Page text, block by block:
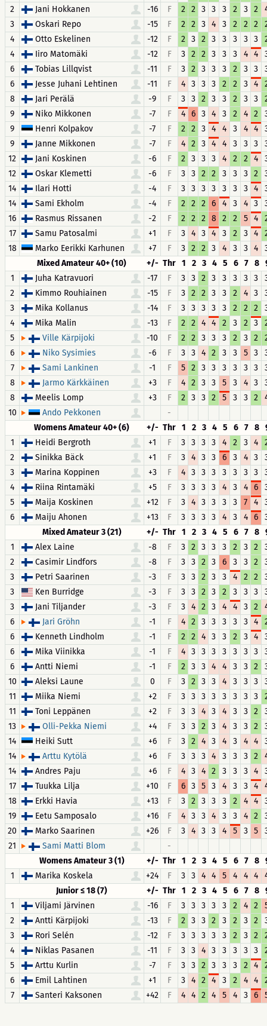
2
Jani Hokkanen -16 F 2 2 3 3 3 2 3 2
3
Oskari Repo -15 F 2 2 3 4 3 2 2 2
4
Otto Eskelinen -12 F 2 3 2 3 3 3 3 3
4
Iiro Matomäki -12 F 3 2 2 3 3 3 4 4
6
Tobias Lillqvist -11 F 3 2 3 3 3 2 3 3
6
Jesse Juhani Lehtinen -11 F 4 3 3 3 2 2 3 4
8
Jari Perälä -9 F 3 3 2 3 3 2 3 3
9
Niko Mikkonen -7 F 4 6 3 4 3 2 4 2
9
Henri Kolpakov -7 F 2 2 3 4 4 3 4 4
9
Janne Mikkonen -7 F 4 2 3 4 4 3 3 3
12
Jani Koskinen -6 F 2 3 3 3 4 2 2 4
12
Oskar Klemetti -6 F 3 3 2 2 3 3 3 2
14
Ilari Hotti -4 F 3 3 3 3 3 3 3 4
14
Sami Ekholm -4 F 2 2 2 6 4 3 4 3
16
Rasmus Rissanen -2 F 2 2 2 8 2 2 5 4
17
Samu Patosalmi +1 F 3 4 3 4 3 2 3 4
18
Marko Eerikki Karhunen +7 F 3 2 2 3 4 3 3 4
Mixed Amateur 40+ (10)
+/- Thr 1 2 3 4 5 6 7 8
1
Juha Katravuori -17 F 3 3 2 3 3 3 3 3
2
Kimmo Rouhiainen -15 F 3 2 2 3 3 2 4 3
3
Mika Kollanus -14 F 3 3 3 3 3 2 2 2
4
Mika Malin -13 F 2 2 4 4 2 3 2 3
5
Ville Kärpijoki -10 F 2 2 3 3 3 2 3 2
6
Niko Sysimies -6 F 3 3 4 2 3 3 5 3
7
Sami Lankinen -1 F 5 2 3 3 3 3 3 3
8
Jarmo Kärkkäinen +3 F 4 2 3 3 5 3 4 3
8
Meelis Lomp +3 F 2 3 3 2 5 3 3 2
10
Ando Pekkonen
-
Womens Amateur 40+ (6)
+/- Thr 1 2 3 4 5 6 7 8
1
Heidi Bergroth +1 F 3 3 3 3 4 2 3 4
2
Sinikka Bäck +1 F 3 4 3 3 6 3 4 3
3
Marina Koppinen +3 F 4 3 3 3 3 3 3 3
4
Riina Rintamäki +5 F 3 3 3 3 4 3 4 6
5
Maija Koskinen +12 F 3 4 3 3 3 3 7 4
6
Maiju Ahonen +13 F 3 3 3 3 4 3 4 6
Mixed Amateur 3 (21)
+/- Thr 1 2 3 4 5 6 7 8
1
Alex Laine -8 F 3 2 3 3 3 2 3 2
2
Casimir Lindfors -8 F 3 3 2 3 6 3 3 2
3
Petri Saarinen -3 F 3 3 2 3 3 4 2 2
3
Ken Burridge -3 F 3 3 2 3 2 3 3 3
3
Jani Tiljander -3 F 3 4 2 3 4 4 3 2
6
Jari Gröhn -1 F 4 2 3 3 3 3 3 4
6
Kenneth Lindholm -1 F 2 2 4 3 3 2 3 4
6
Mika Viinikka -1 F 4 3 3 3 3 3 3 3
6
Antti Niemi -1 F 2 3 3 4 4 3 3 2
10
Aleksi Laune 0 F 3 2 3 3 4 3 3 3
11
Miika Niemi +2 F 3 3 3 3 3 3 3 3
11
Toni Leppänen +2 F 3 3 4 3 4 3 3 2
13
Olli-Pekka Niemi +4 F 3 3 2 3 4 3 3 2
14
Heiki Sutt +6 F 3 2 4 3 4 3 4 4
14
Arttu Kytölä +6 F 3 3 3 4 3 3 3 2
14
Andres Paju +6 F 4 3 4 2 3 3 3 4
17
Tuukka Lilja +10 F 6 3 5 3 4 3 3 4
18
Erkki Havia +13 F 3 2 3 3 3 2 4 4
19
Eetu Samposalo +16 F 4 3 3 4 3 3 4 2
20
Marko Saarinen +26 F 3 4 3 3 4 5 3 5
21
Sami Matti Blom
-
Womens Amateur 3 (1)
+/- Thr 1 2 3 4 5 6 7 8
1
Marika Koskela +24 F 3 3 4 4 5 4 4 4
Junior ≤ 18 (7)
+/- Thr 1 2 3 4 5 6 7 8
1
Viljami Järvinen -16 F 3 3 3 3 3 2 4 2
2
Antti Kärpijoki -13 F 2 3 3 2 3 2 3 2
3
Rori Selén -12 F 3 3 3 3 3 2 3 2
4
Niklas Pasanen -11 F 3 3 4 3 3 3 3 3
5
Arttu Kurlin -7 F 3 3 2 3 3 3 2 4
6
Emil Lahtinen +1 F 3 4 2 4 3 2 4 4
7
Santeri Kaksonen +42 F 4 4 2 4 5 4 3 6